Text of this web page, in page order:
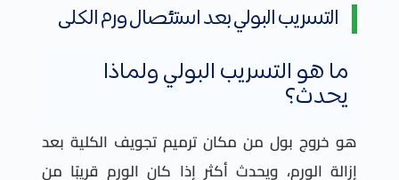
التسريب البولي بعد استئصال ورم الكلى
ما هو التسريب البولي ولماذا
يحدث؟
هو خروج بول من مكان ترميم تجويف الكلية بعد
إزالة الورم، ويحدث أكثر إذا كان الورم قريبًا من